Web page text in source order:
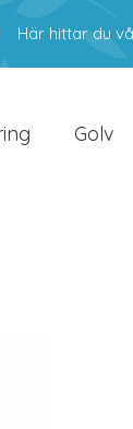
Här hittar du
Golv